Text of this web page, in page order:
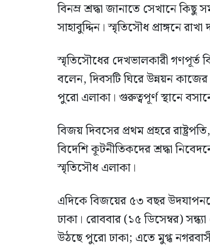
বিনম্র শ্রদ্ধা জানাতে সেখানে কিছু
সাহাবুদ্দিন। স্মৃতিসৌধ প্রাঙ্গনে রাখা
স্মৃতিসৌধের দেখভালকারী গণপূর্ত
বলেন, দিবসটি ঘিরে উন্নয়ন কাজের
পুরো এলাকা। গুরুত্বপূর্ণ স্থানে
বিজয় দিবসের প্রথম প্রহরে
বিদেশি কূটনীতিকদের শ্রদ্ধা
স্মৃতিসৌধ এলাকা।
এদিকে বিজয়ের ৫৩ বছর
ঢাকা। রোববার (১৫ ডিসেম্বর)
উঠছে পুরো ঢাকা; এতে মুগ্ধ